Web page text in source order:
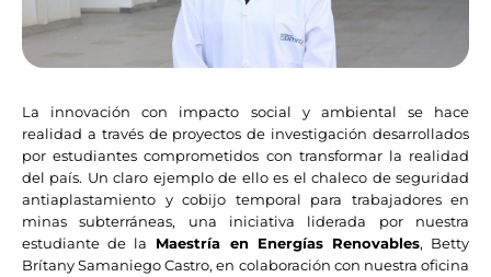
La innovación con impacto social y ambiental se hace
realidad a través de proyectos de investigación desarrollados
por estudiantes comprometidos con transformar la realidad
del país. Un claro ejemplo de ello es el chaleco de seguridad
antiaplastamiento y cobijo temporal para trabajadores en
minas subterráneas, una iniciativa liderada por nuestra
estudiante de la Maestría en Energías Renovables, Betty
Brítany Samaniego Castro, en colaboración con nuestra oficina